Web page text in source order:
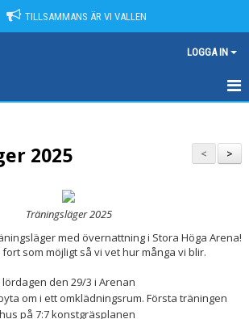
TILLSAMMANS ÄR VI VALLEN
LOGGA IN
>
<
2025
Träningsläger 2025
med övernattning i Stora Höga Arena!
som möjligt så vi vet hur många vi blir.
lördagen den 29/3 i Arenan
om i ett omklädningsrum. Första träningen
på 7:7 konstgräsplanen